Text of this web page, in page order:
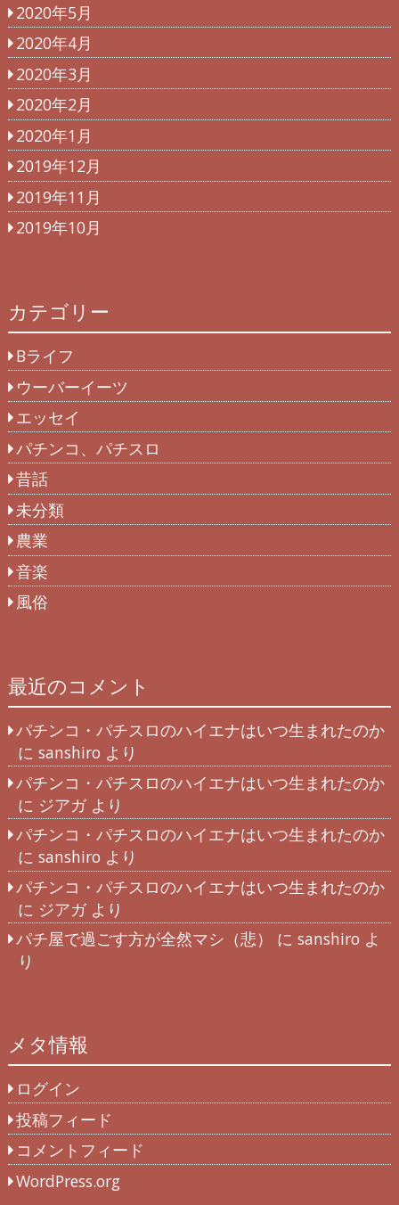
2020年5月
2020年4月
2020年3月
2020年2月
2020年1月
2019年12月
2019年11月
2019年10月
カテゴリー
Bライフ
ウーバーイーツ
エッセイ
パチンコ、パチスロ
昔話
未分類
農業
音楽
風俗
最近のコメント
パチンコ・パチスロのハイエナはいつ生まれたのか
に sanshiro より
パチンコ・パチスロのハイエナはいつ生まれたのか
に ジアガより
パチンコ・パチスロのハイエナはいつ生まれたのか
に sanshiro より
パチンコ・パチスロのハイエナはいつ生まれたのか
に ジアガより
パチ屋で過ごす方が全然マシ（悲）
にsanshiro よ
り
メタ情報
ログイン
投稿フィード
コメントフィード
WordPress.org